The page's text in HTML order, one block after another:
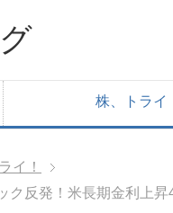
株、トライ
イ！
ク反発！米長期金利上